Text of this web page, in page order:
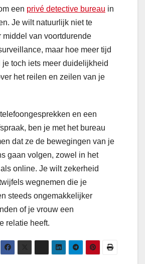
een privé detective bureau in
Je wilt natuurlijk niet te
middel van voortdurende
maar hoe meer tijd
je toch iets meer duidelijkheid
het reilen en zeilen van je
en een
ben je met het bureau
dat ze de bewegingen van je
gaan volgen, zowel in het
online. Je wilt zekerheid
wegnemen die je
steeds ongemakkelijker
of je vrouw een
relatie heeft.